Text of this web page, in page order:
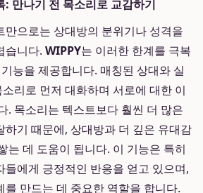
: 만나기 전 목소리로 교감하기
만으로는 상대방의 분위기나 성격을
습니다. WIPPY는 이러한 한계를 극복
기능을 제공합니다. 매칭된 상대와 실
리로 먼저 대화하며 서로에 대한 이
. 목소리는 텍스트보다 훨씬 더 많은
하기 때문에, 상대방과 더 깊은 유대감
는 데 도움이 됩니다. 이 기능은 특히
들에게 긍정적인 반응을 얻고 있으며,
를 만드는 데 중요한 역할을 합니다.